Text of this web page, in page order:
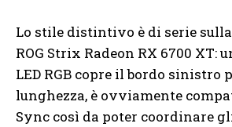
Lo stile distintivo è di serie
ROG Strix Radeon RX 6700 XT:
LED RGB copre il bordo sinistro
lunghezza, è ovviamente
Sync così da poter coordinare